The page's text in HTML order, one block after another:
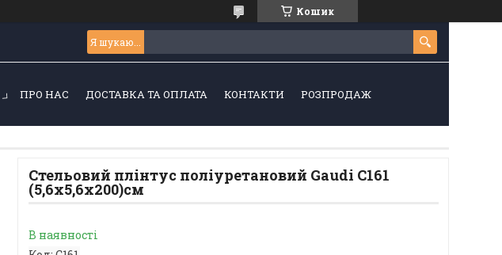
Кошик
ПРО НАС ДОСТАВКА ТА ОПЛАТА КОНТАКТИ РОЗПРОДАЖ
Стельовий плінтус поліуретановий Gaudi C161
(5,6х5,6х200)см
В наявності